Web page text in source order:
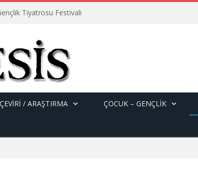
Tiyatrosu Festivali
ÇEVİRİ / ARAŞTIRMA ÇOCUK – GENÇLIK